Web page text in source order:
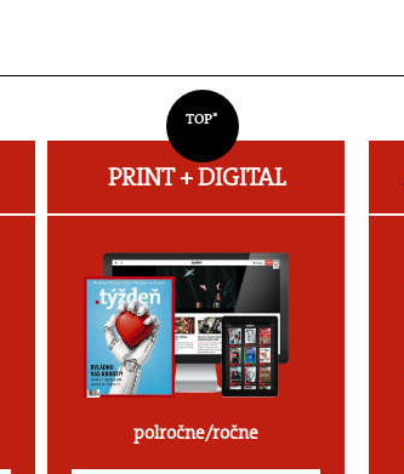
TOP*
PRINT + DIGITAL
polročne/ročne